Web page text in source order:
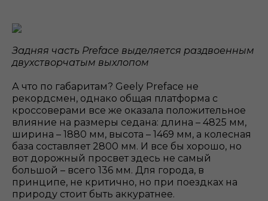
Задняя часть Preface выделяется раздвоенным
двухстворчатым выхлопом
А что по габаритам? Geely Preface не
рекордсмен, однако общая платформа с
кроссоверами все же оказала положительное
влияние на размеры седана: длина – 4825 мм,
ширина – 1880 мм, высота – 1469 мм, а колесная
база составляет 2800 мм. И все бы хорошо, но
вот дорожный просвет здесь не самый
большой – всего 136 мм. Для города, в
принципе, не критично, но при поездках на
природу стоит быть аккуратнее.